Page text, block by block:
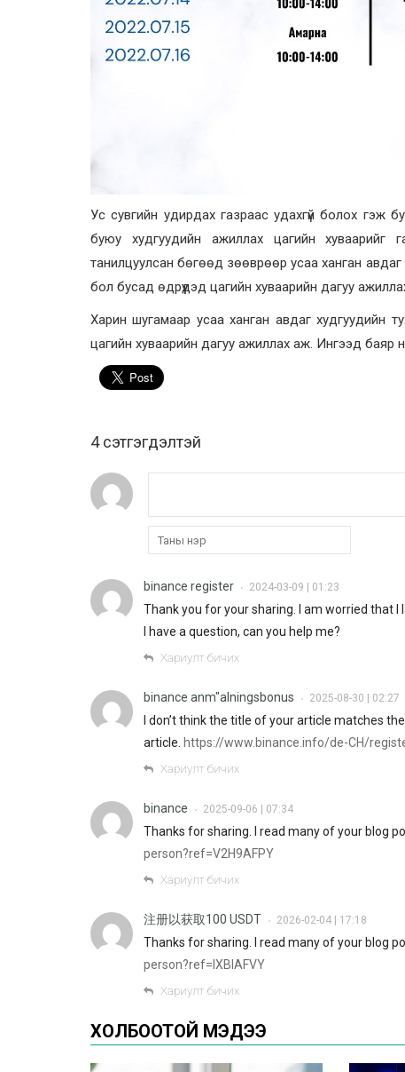
Ус сувгийн удирдах газраас удахгүй болох гэж
буюу худгуудийн ажиллах цагийн хуваарийг
танилцуулсан бөгөөд зөөврөөр усаа ханган
бол бусад өдрүүдэд цагийн хуваарийн дагуу
Харин шугамаар усаа ханган авдаг худгуудийн
цагийн хуваарийн дагуу ажиллах аж. Ингээд баяр
4 cэтгэгдэлтэй
binance register • 2024-03-09 | 01:23
Thank you for your sharing. I am worried that
I have a question, can you help me?
Хариулт бичих
binance anm"alningsbonus • 2025-08-30 | 02:27
I don’t think the title of your article matches
article. https://www.binance.info/de-CH/
Хариулт бичих
binance • 2025-09-06 | 07:34
Thanks for sharing. I read many of your blog
person?ref=V2H9AFPY
Хариулт бичих
注册以获取100 USDT • 2026-02-04 | 17:18
Thanks for sharing. I read many of your blog
person?ref=IXBIAFVY
Хариулт бичих
ХОЛБООТОЙ МЭДЭЭ